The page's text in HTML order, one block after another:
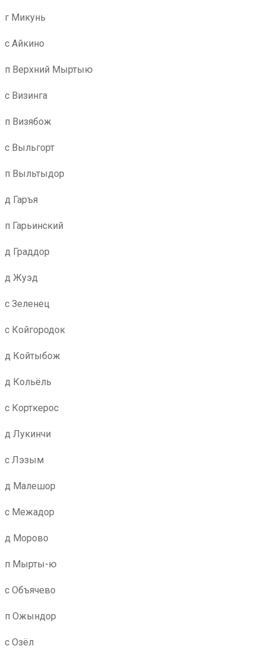
г Микунь
с Айкино
п Верхний Мыртыю
с Визинга
п Визябож
с Выльгорт
п Выльтыдор
д Гаръя
п Гарьинский
д Граддор
д Жуэд
с Зеленец
с Койгородок
д Койтыбож
д Кольёль
с Корткерос
д Лукинчи
с Лэзым
д Малешор
с Межадор
д Морово
п Мырты-ю
с Объячево
п Ожындор
с Озёл